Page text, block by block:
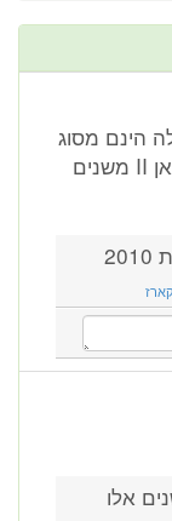
מגאן משנת 2008 ומעלה הינם מסוג
מגאן החדשה או שקיימים גם דגמי מגאן II משנים
קארז
אלו